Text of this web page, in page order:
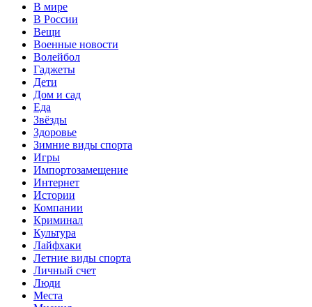
В мире
В России
Вещи
Военные новости
Волейбол
Гаджеты
Дети
Дом и сад
Еда
Звёзды
Здоровье
Зимние виды спорта
Игры
Импортозамещение
Интернет
Истории
Компании
Криминал
Культура
Лайфхаки
Летние виды спорта
Личный счет
Люди
Места